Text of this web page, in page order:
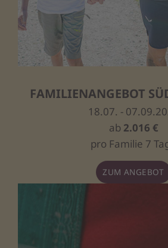
FAMILIENANGEBOT
18.07. -
ab 2.016 €
pro Familie 7
ZUM ANGEBOT